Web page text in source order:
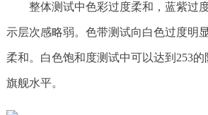
整体测试中色彩过度柔和，蓝紫过
示层次感略弱。色带测试向白色过度明
柔和。白色饱和度测试中可以达到253
旗舰水平。